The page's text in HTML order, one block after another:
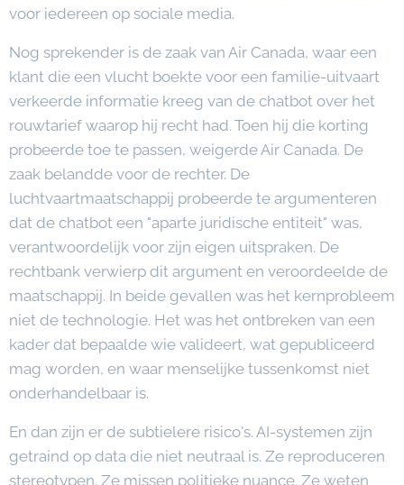
voor iedereen op sociale media.
Nog sprekender is de zaak van Air Canada, waar een
klant die een vlucht boekte voor een familie-uitvaart
verkeerde informatie kreeg van de chatbot over het
rouwtarief waarop hij recht had. Toen hij die korting
probeerde toe te passen, weigerde Air Canada. De
zaak belandde voor de rechter. De
luchtvaartmaatschappij probeerde te argumenteren
dat de chatbot een "aparte juridische entiteit" was,
verantwoordelijk voor zijn eigen uitspraken. De
rechtbank verwierp dit argument en veroordeelde de
maatschappij. In beide gevallen was het kernprobleem
niet de technologie. Het was het ontbreken van een
kader dat bepaalde wie valideert, wat gepubliceerd
mag worden, en waar menselijke tussenkomst niet
onderhandelbaar is.
En dan zijn er de subtielere risico's. AI-systemen zijn
getraind op data die niet neutraal is. Ze reproduceren
stereotypen. Ze missen politieke nuance. Ze weten